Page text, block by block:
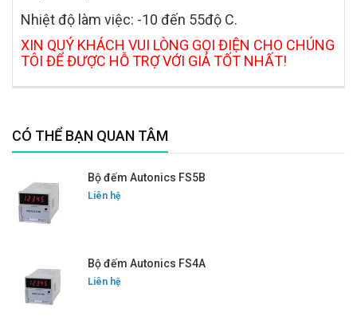
Nhiệt độ làm việc: -10 đến 55độ C.
XIN QUÝ KHÁCH VUI LÒNG GỌI ĐIỆN CHO CHÚNG
TÔI ĐỂ ĐƯỢC HỖ TRỢ VỚI GIÁ TỐT NHẤT!
CÓ THỂ BẠN QUAN TÂM
Bộ đếm Autonics FS5B
Liên hệ
Bộ đếm Autonics FS4A
Liên hệ